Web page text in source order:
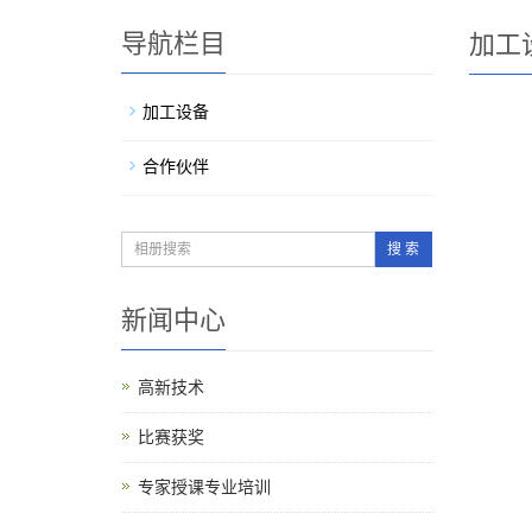
加工
导航栏目
加工设备
合作伙伴
搜 索
新闻中心
高新技术
比赛获奖
专家授课专业培训